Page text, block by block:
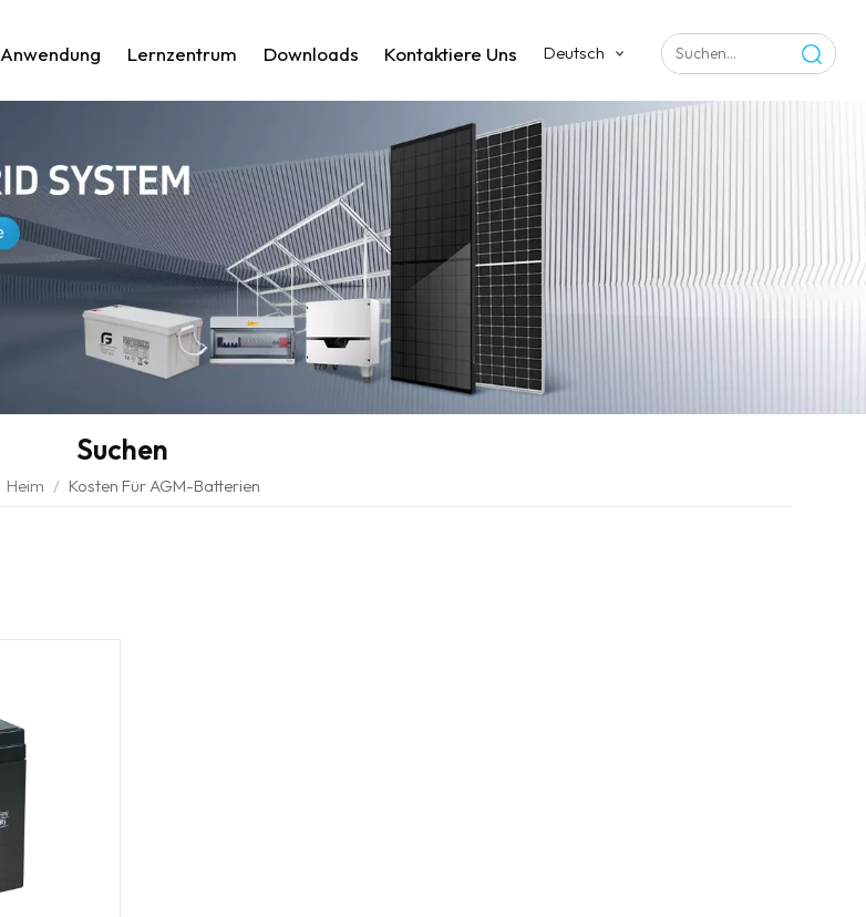
Anwendung Lernzentrum Downloads Kontaktiere Uns Deutsch
Suchen
Heim / Kosten Für AGM-Batterien